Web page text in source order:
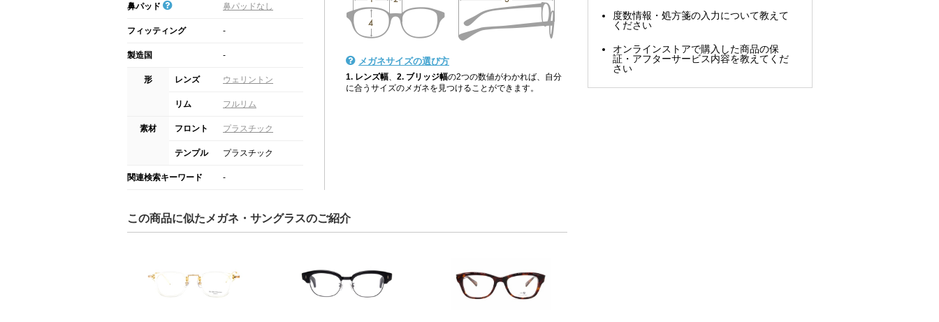
鼻パッド 鼻パッドなし
フィッティング -
製造国 -
形 レンズ ウェリントン
リム フルリム
素材 フロント プラスチック
テンプル プラスチック
関連検索キーワード -
メガネサイズの選び方
1. レンズ幅 2. ブリッジ幅の2つの数値がわかれば、自分
に合うサイズのメガネを見つけることができます。
この商品に似たメガネ・サングラスのご紹介
度数情報・処方箋の入力について教えて
ください
オンラインストアで購入した商品の保
証・アフターサービス内容を教えてくだ
さい